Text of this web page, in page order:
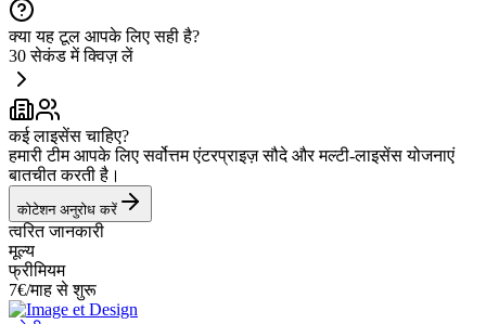
क्या यह टूल आपके लिए सही है?
30 सेकंड में क्विज़ लें
कई लाइसेंस चाहिए?
हमारी टीम आपके लिए सर्वोत्तम एंटरप्राइज़ सौदे और मल्टी-लाइसेंस योजनाएं
बातचीत करती है।
कोटेशन अनुरोध करें
त्वरित जानकारी
मूल्य
फ्रीमियम
7€/माह से शुरू